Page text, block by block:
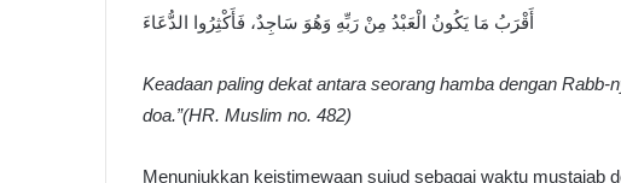
أَقْرَبُ مَا يَكُونُ الْعَبْدُ مِنْ رَبِّهِ وَهُوَ سَاجِدٌ، فَأَكْثِرُوا الدُّعَاءَ
Keadaan paling dekat antara seorang hamba dengan
doa.”(HR. Muslim no. 482)
Menunjukkan keistimewaan sujud sebagai waktu mustajab